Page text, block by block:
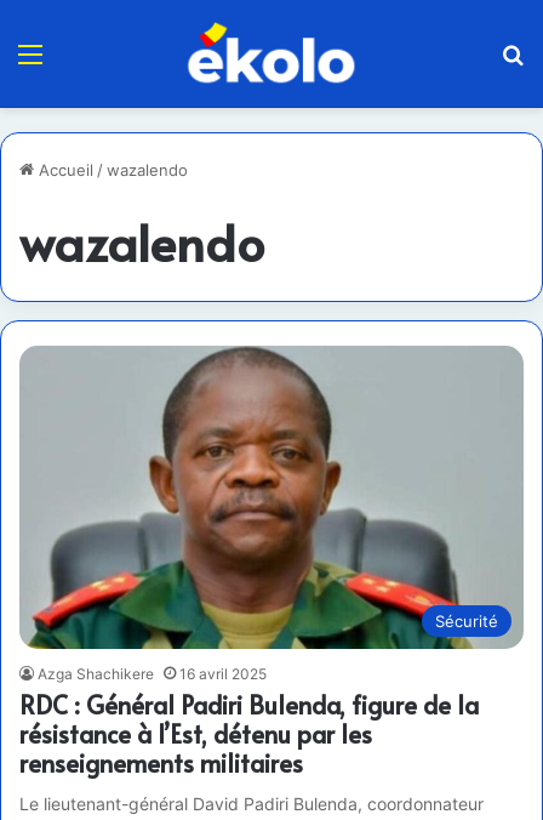
Menu
Accueil /wazalendo
wazalendo
Sécurité
Azga Shachikere 16 avril 2025
RDC : Général Padiri Bulenda, figure de la
résistance à l’Est, détenu par les
renseignements militaires
Le lieutenant-général David Padiri Bulenda, coordonnateur